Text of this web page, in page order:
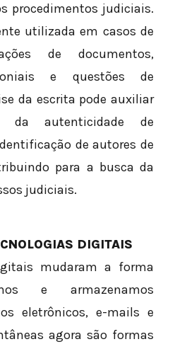
procedimentos judiciais.
utilizada em casos de
de documentos,
e questões de
da escrita pode auxiliar
da autenticidade de
de autores de
para a busca da
judiciais.
DIGITAIS
mudaram a forma
e armazenamos
eletrônicos, e-mails e
agora são formas